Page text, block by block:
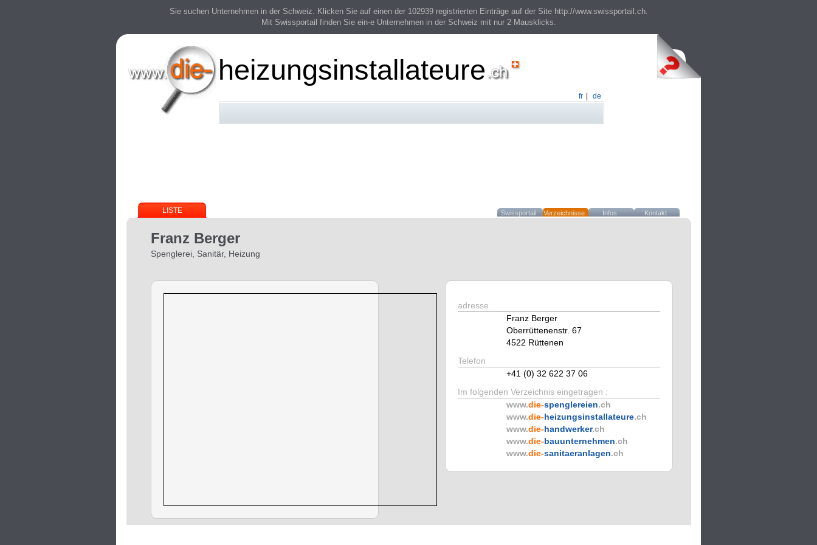
Sie suchen Unternehmen in der Schweiz. Klicken Sie auf einen der 102939 registrierten Einträge auf der Site http://www.swissportail.ch.
Mit Swissportail finden Sie ein-e Unternehmen in der Schweiz mit nur 2 Mausklicks.
heizungsinstallateure
fr de
LISTE Swissportail Verzeichnisse Infos Kontakt
Franz Berger
Spenglerei, Sanitär, Heizung
adresse
Franz Berger
Oberrüttenenstr. 67
4522 Rüttenen
Telefon
+41 (0) 32 622 37 06
Im folgenden Verzeichnis eingetragen :
www.die-spenglereien.ch
www.die-heizungsinstallateure.ch
www.die-handwerker.ch
www.die-bauunternehmen.ch
www.die-sanitaeranlagen.ch